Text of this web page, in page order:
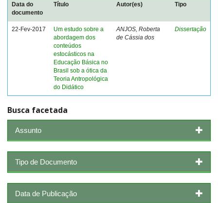
Data do
documento
Título Autor(es) Tipo
22-Fev-2017
Um estudo sobre a
abordagem dos
conteúdos
estocásticos na
Educação Básica no
Brasil sob a ótica da
Teoria Antropológica
do Didático
ANJOS, Roberta
de Cássia dos
Dissertação
Busca facetada
Assunto
Tipo de Documento
Data de Publicação